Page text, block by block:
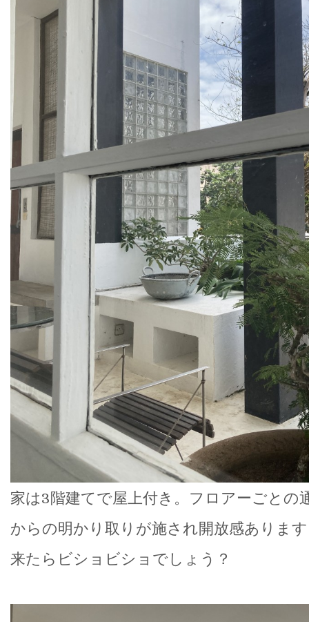
家は3階建てで屋上付き。フロアーごとの
からの明かり取りが施され開放感ありま
来たらビショビショでしょう？